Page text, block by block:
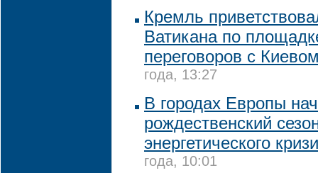
Кремль
Ватикана по
переговоров с
года, 13:27
В городах Европы
рождественский
энергетического
года, 10:01